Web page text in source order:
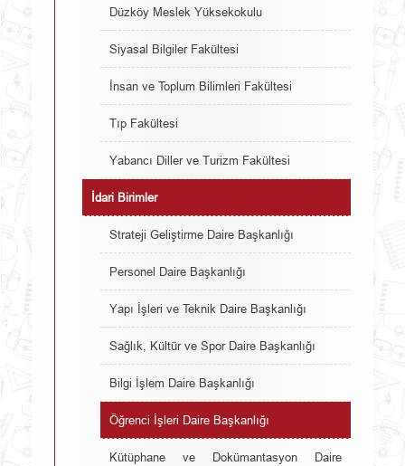
Düzköy Meslek Yüksekokulu
Siyasal Bilgiler Fakültesi
İnsan ve Toplum Bilimleri Fakültesi
Tıp Fakültesi
Yabancı Diller ve Turizm Fakültesi
İdari Birimler
Strateji Geliştirme Daire Başkanlığı
Personel Daire Başkanlığı
Yapı İşleri ve Teknik Daire Başkanlığı
Sağlık, Kültür ve Spor Daire Başkanlığı
Bilgi İşlem Daire Başkanlığı
Öğrenci İşleri Daire Başkanlığı
Kütüphane ve Dokümantasyon Daire